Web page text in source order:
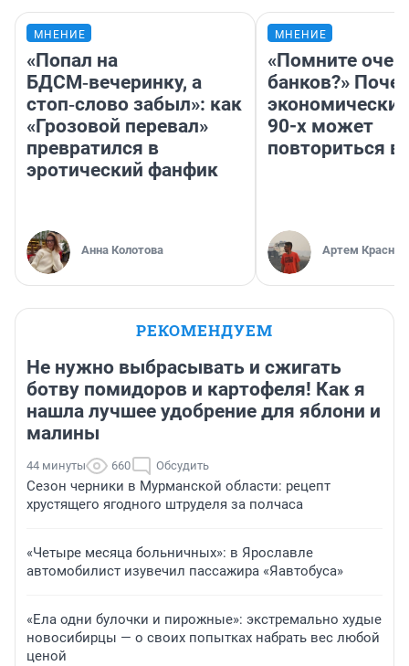
МНЕНИЕ
«Попал на
БДСМ‑вечеринку, а
стоп‑слово забыл»: как
«Грозовой перевал»
превратился в
эротический фанфик
Анна Колотова
МНЕНИЕ
«Помните
банков?»
90-х может
повториться
Артем Краснов
РЕКОМЕНДУЕМ
Не нужно выбрасывать и сжигать
ботву помидоров и картофеля! Как я
нашла лучшее удобрение для яблони и
малины
44 минуты 660 Обсудить
Сезон черники в Мурманской области: рецепт
хрустящего ягодного штруделя за полчаса
«Четыре месяца больничных»: в Ярославле
автомобилист изувечил пассажира «Яавтобуса»
«Ела одни булочки и пирожные»: экстремально худые
новосибирцы — о своих попытках набрать вес любой
ценой